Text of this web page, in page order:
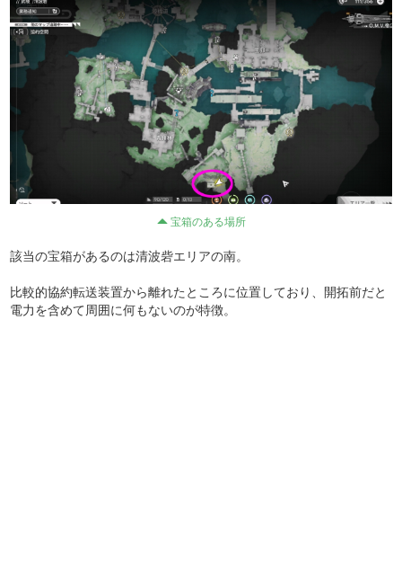
宝箱のある場所
該当の宝箱があるのは清波砦エリアの南。
比較的協約転送装置から離れたところに位置しており、開拓前だと
電力を含めて周囲に何もないのが特徴。